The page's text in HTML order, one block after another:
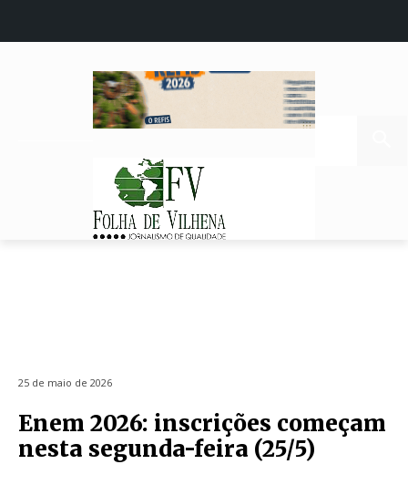
25 de maio de 2026
Enem 2026: inscrições começam
nesta segunda-feira (25/5)